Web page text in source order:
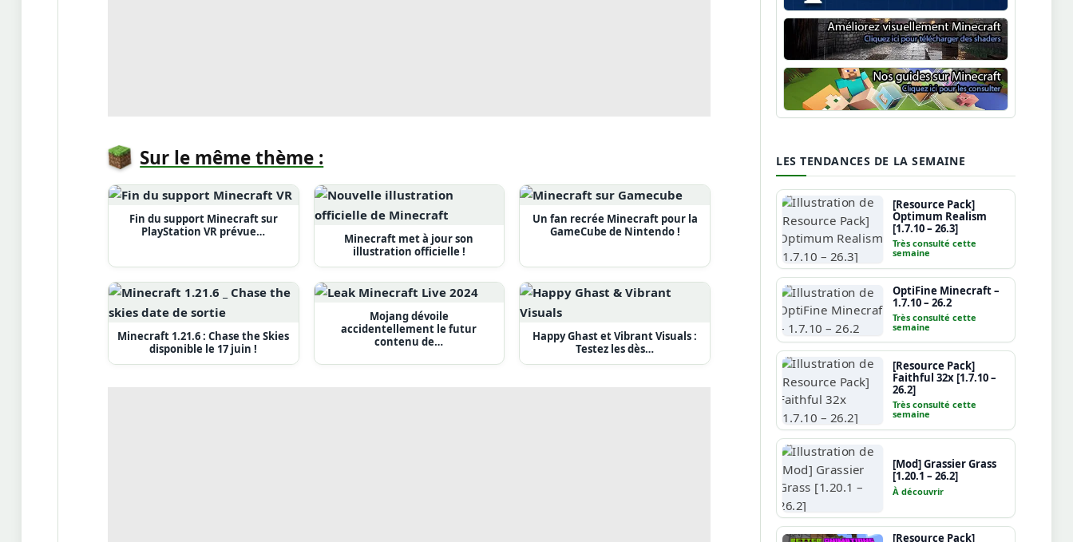
Sur le même thème :
Fin du support Minecraft sur
PlayStation VR prévue…
Minecraft met à jour son
illustration officielle !
Un fan recrée Minecraft pour la
GameCube de Nintendo !
Minecraft 1.21.6 : Chase the Skies
disponible le 17 juin !
Mojang dévoile
accidentellement le futur
contenu de…
Happy Ghast et Vibrant Visuals :
Testez les dès…
Minecraft Forge
Shaders Minecraft
Guide Minecraft
LES TENDANCES DE LA SEMAINE
[Resource Pack]
Optimum Realism
[1.7.10 – 26.3]
Très consulté cette
semaine
OptiFine Minecraft –
1.7.10 – 26.2
Très consulté cette
semaine
[Resource Pack]
Faithful 32x [1.7.10 –
26.2]
Très consulté cette
semaine
[Mod] Grassier Grass
[1.20.1 – 26.2]
À découvrir
[Resource Pack]